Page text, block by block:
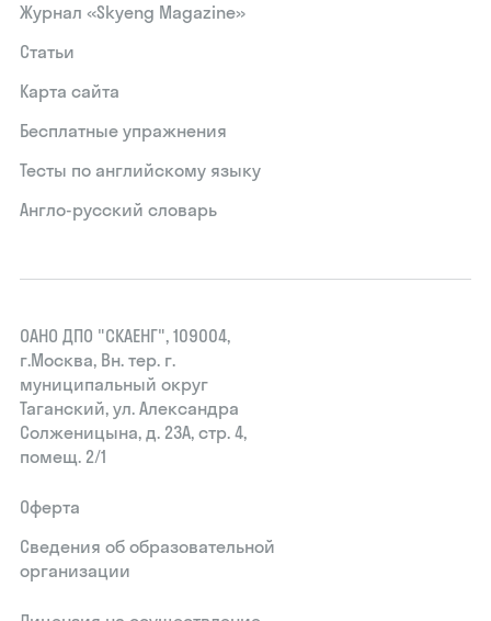
Журнал «Skyeng Magazine»
Статьи
Карта сайта
Бесплатные упражнения
Тесты по английскому языку
Англо-русский словарь
ОАНО ДПО "СКАЕНГ", 109004,
г.Москва, Вн. тер. г.
муниципальный округ
Таганский, ул. Александра
Солженицына, д. 23А, стр. 4,
помещ. 2/1
Оферта
Сведения об образовательной
организации